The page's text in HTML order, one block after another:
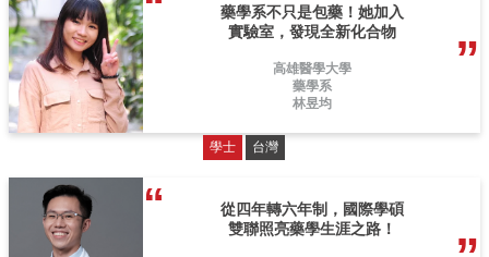
藥學系不只是包藥！她加入
實驗室，發現全新化合物
高雄醫學大學
藥學系
林昱均
學士 台灣
從四年轉六年制，國際學碩
雙聯照亮藥學生涯之路！